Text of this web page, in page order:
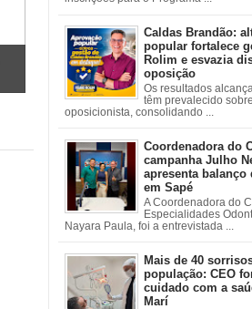
Caldas Brandão:
popular fortalece
Rolim e esvazia
oposição
Os resultados
têm prevalecido
oposicionista, consolidando ...
Coordenadora do
campanha Julho
apresenta balanço
em Sapé
A Coordenadora do
Especialidades
Nayara Paula, foi a entrevistada ...
Mais de 40
população: CEO
cuidado com a
Marí